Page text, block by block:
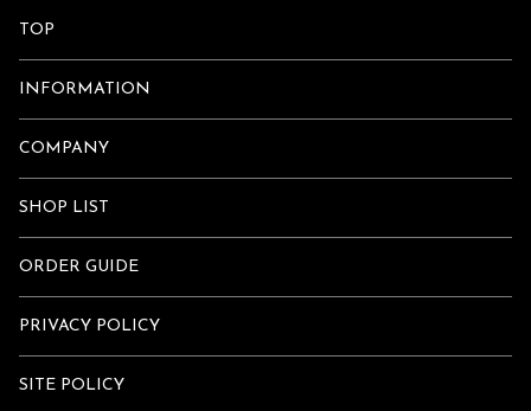
TOP
INFORMATION
COMPANY
SHOP LIST
ORDER GUIDE
PRIVACY POLICY
SITE POLICY